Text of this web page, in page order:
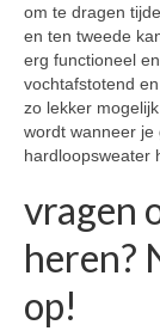
om te dragen
en ten tweede
erg functioneel
vochtafstotend
zo lekker
wordt wanneer je
hardloopsweater
vragen
heren?
op!